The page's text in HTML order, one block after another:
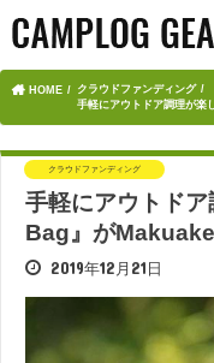
HOME
クラウドファンディング
手軽にアウトドア調理が
クラウドファンディング
手軽にアウトド
Bag』がMakuake
2019年12月21日